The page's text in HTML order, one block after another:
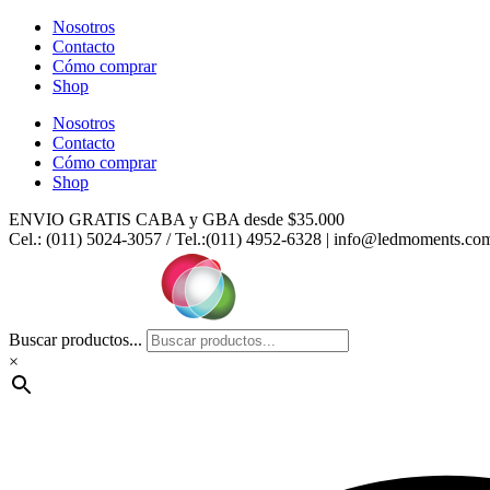
contenido
Nosotros
Contacto
Cómo comprar
Shop
Nosotros
Contacto
Cómo comprar
Shop
ENVIO GRATIS CABA y GBA desde $35.000
Cel.: (011) 5024-3057 / Tel.:(011) 4952-6328 |
Buscar productos...
×